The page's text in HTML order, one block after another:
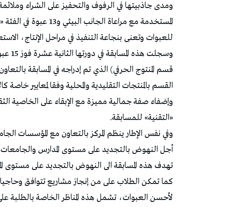
ومدى جاذبيتها في الرفوف والتحفيز على الشراء
المستخدمة مع مراعاة
للعبوات وتعنى بنجاعة التنفيذ في مراحل الإنتاج،
قسم المنتوج الحرفي) الذي تم إدراجه في المسابقة
القسم بالمنتجات التقليدية والمحلية وفقا لمعايير خاصة
«التقنية» للمسابقة.
وفي نفس الإطار ينظم المركز بالتعاون مع المؤسسات
أجل النهوض بالتجديد على مستوى المدارس
تهدف هذه المسابقة الى النهوض بالتجديد على مستوى
كما تمكن الطلاب على من إنجاز مشاريع تتوافق
لأحسن العبوات، تشمل هذه المناظر الخاصة بالطلبة